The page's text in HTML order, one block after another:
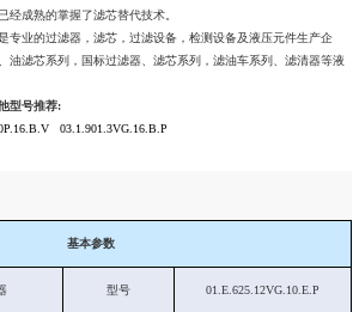
经成熟的掌握了滤芯替代技术。
专业的过滤器，滤芯，过滤设备，检测设备及液压元件生产企
油滤芯系列，国标过滤器、滤芯系列，滤油车系列、滤清器等液
型号推荐:
03.1.901.3VG.16.B.P
基本参数
型号 01.E.625.12VG.10.E.P